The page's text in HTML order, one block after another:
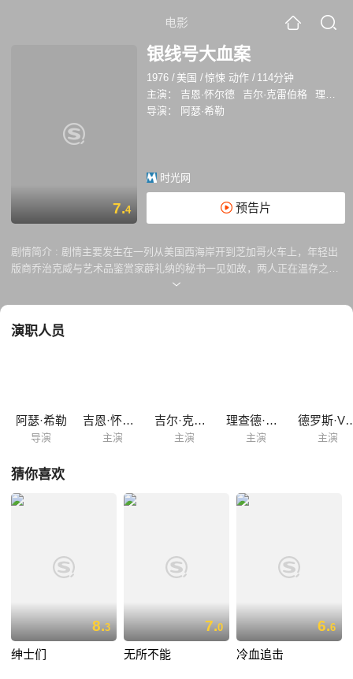
电影
7.4
银线号大血案
1976 / 美国 /惊悚 动作 / 114分钟
主演：
吉恩·怀尔德 吉尔·克雷伯格
理查德·普赖尔
导演：
阿瑟·希勒
时光网
预告片
剧情简介 : 剧情主要发生在一列从美国西海岸开到芝加哥火车上，年轻出
版商乔治克威与艺术品鉴赏家薜礼纳的秘书一见如故，两人正在温存之
际，车窗外却抛下薜礼纳的尸体，乔治因而卷入凶徒的追杀之中。而潜伏
勒拍出了紧凑俐落的气氛，高潮一波未平一波又起，压轴的火车大灾难在
演职人员
阿瑟·希勒
导演
吉恩·怀尔德
主演
吉尔·克雷伯格
主演
理查德·普赖尔
主演
德罗斯
主演
猜你喜欢
8.3
绅士们
7.0
无所不能
6.6
冷血追击